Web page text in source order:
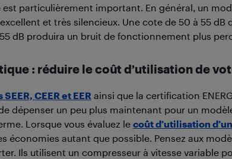
est particulièrement important. En général, un
et très silencieux. Une cote de 50 à 55 dB
dB produira un bruit de fonctionnement plus
: réduire le coût d’utilisation de
CEER et EER ainsi que la certification
dépenser un peu plus maintenant pour un
Lorsque vous évaluez le coût d’utilisation
économies autant que possible. Pensez aux
Ils utilisent un compresseur à vitesse variable